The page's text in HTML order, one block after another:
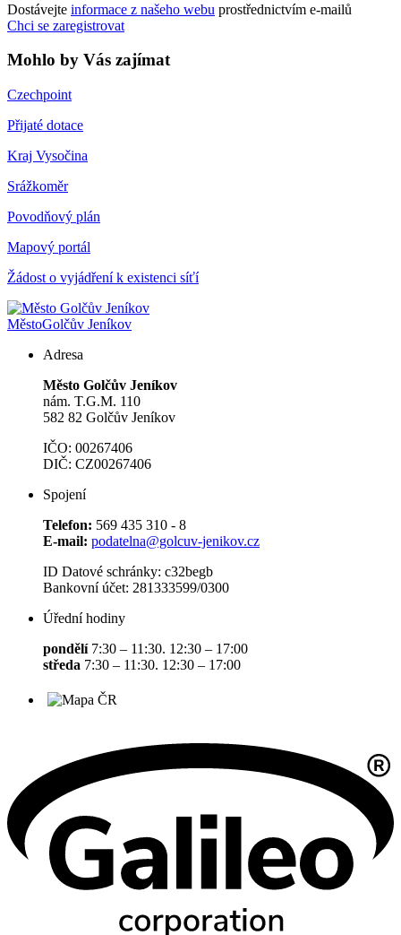
Dostávejte informace z našeho webu prostřednictvím e-mailů
Chci se zaregistrovat
Mohlo by Vás zajímat
Czechpoint
Přijaté dotace
Kraj Vysočina
Srážkoměr
Povodňový plán
Mapový portál
Žádost o vyjádření k existenci síťí
MěstoGolčův Jeníkov
Adresa
Město Golčův Jeníkov
nám. T.G.M. 110
582 82 Golčův Jeníkov
IČO: 00267406
DIČ: CZ00267406
Spojení
Telefon: 569 435 310 - 8
E-mail: podatelna@golcuv-jenikov.cz
ID Datové schránky: c32begb
Bankovní účet: 281333599/0300
Úřední hodiny
pondělí7:30 – 11:30. 12:30 – 17:00
středa 7:30 – 11:30. 12:30 – 17:00